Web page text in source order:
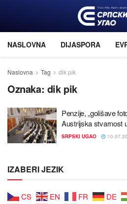
NASLOVNA DIJASPORA
Naslovna Tag dik pik
Oznaka: dik pik
Penziјe, „golišave
Austriјska stvarnost
SRPSKI UGAO
IZABERI JEZIK
CS EN FR DE